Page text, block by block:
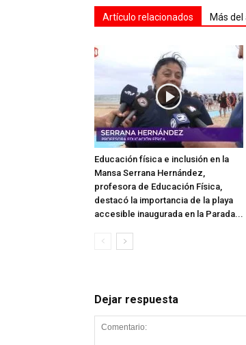
Artículo relacionados Más del
Educación física e inclusión en la
Mansa Serrana Hernández,
profesora de Educación Física,
destacó la importancia de la playa
accesible inaugurada en la Parada...
Dejar respuesta